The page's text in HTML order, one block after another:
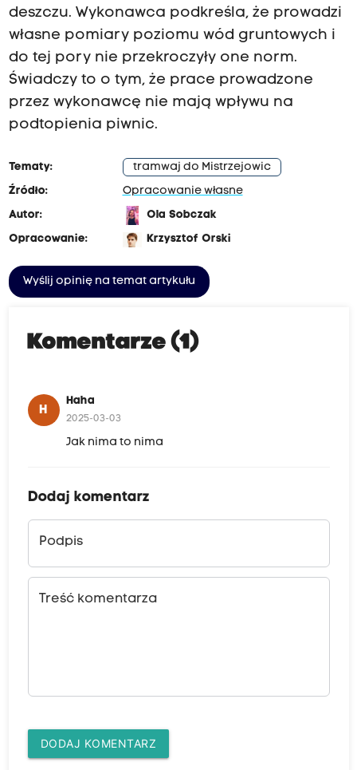
deszczu. Wykonawca podkreśla, że prowadzi
własne pomiary poziomu wód gruntowych i
do tej pory nie przekroczyły one norm.
Świadczy to o tym, że prace prowadzone
przez wykonawcę nie mają wpływu na
podtopienia piwnic.
Tematy:
tramwaj do Mistrzejowic
Źródło:
Opracowanie własne
Autor:
Ola Sobczak
Opracowanie:
Krzysztof Orski
Wyślij opinię na temat artykułu
Komentarze (1)
H
Haha
2025-03-03
Jak nima to nima
Dodaj komentarz
Podpis
Treść komentarza
DODAJ KOMENTARZ